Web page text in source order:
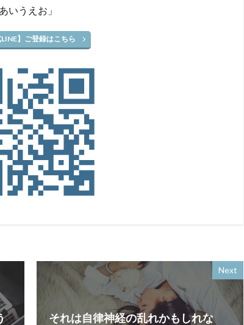
いうえお」
LINE】ご登録はこちら
Next
それは自律神経の乱れかもしれな